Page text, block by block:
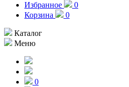
Избранное
0
Корзина
0
Каталог
Меню
0